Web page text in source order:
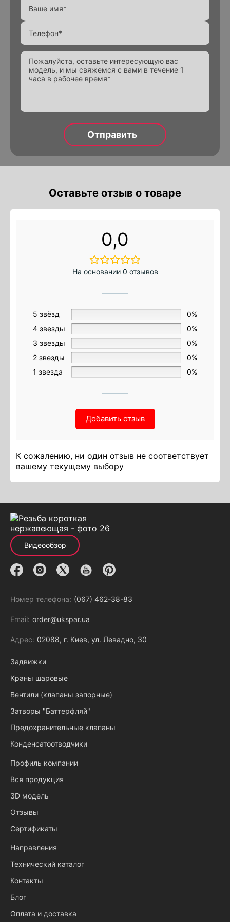
Оставьте отзыв о товаре
0,0
На основании 0 отзывов
5 звёзд
0%
4 звезды
0%
3 звезды
0%
2 звезды
0%
1 звезда
0%
Добавить отзыв
К сожалению, ни один отзыв не соответствует
вашему текущему выбору
Видеообзор
Номер телефона: (067) 462-38-83
Email: order@ukspar.ua
Адрес: 02088, г. Киев, ул. Левадно, 30
Задвижки
Краны шаровые
Вентили (клапаны запорные)
Затворы "Баттерфляй"
Предохранительные клапаны
Конденсатоотводчики
Профиль компании
Вся продукция
3D модель
Отзывы
Сертификаты
Направления
Технический каталог
Контакты
Блог
Оплата и доставка
Alternative:
Alternative: